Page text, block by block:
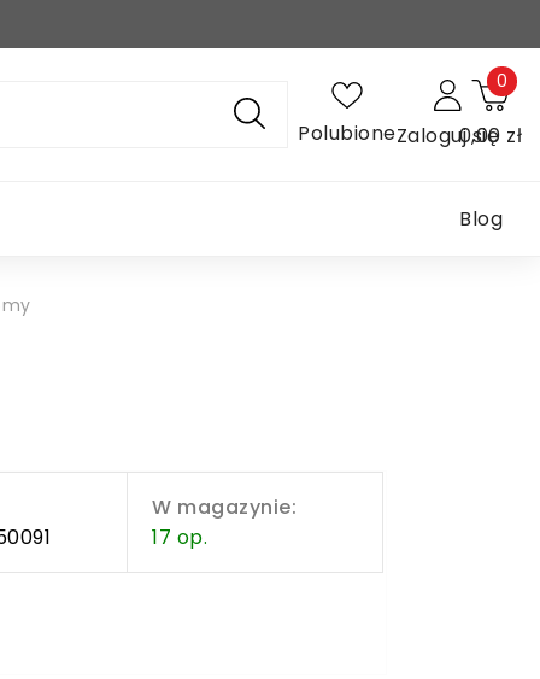
PolubioneZaloguj się
0,00 zł
0
Blog
W magazynie:
17 op.